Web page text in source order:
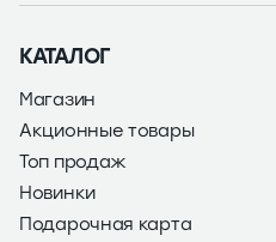
КАТАЛОГ
Магазин
Акционные товары
Топ продаж
Новинки
Подарочная карта